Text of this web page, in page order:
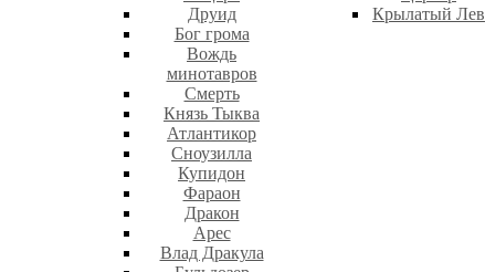
Друид
Бог грома
Вождь
минотавров
Смерть
Князь Тыква
Атлантикор
Сноузилла
Купидон
Фараон
Дракон
Арес
Влад Дракула
Крылатый Лев